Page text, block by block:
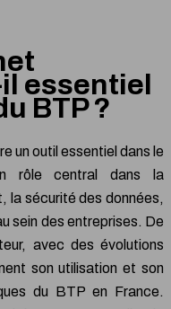
essentiel
BTP ?
un outil essentiel dans le
rôle central dans la
la sécurité des données,
sein des entreprises. De
avec des évolutions
son utilisation et son
du BTP en France.